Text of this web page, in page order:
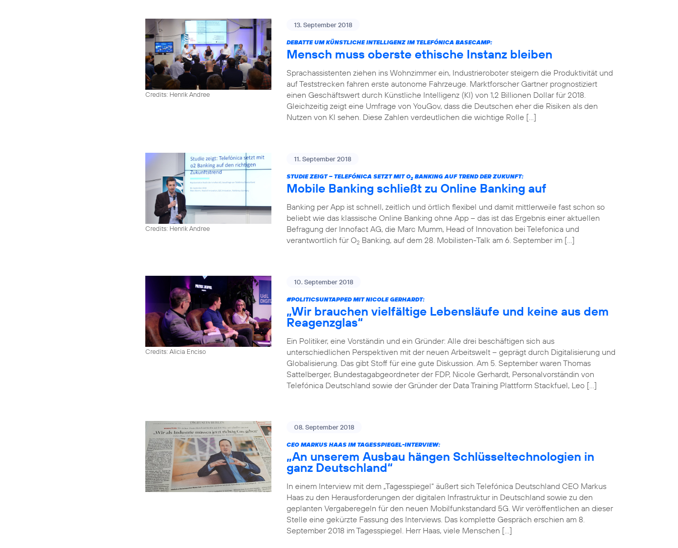
Credits: Henrik Andree
13. September 2018
DEBATTE UM KÜNSTLICHE INTELLIGENZ IM TELEFÓNICA BASECAMP:
Mensch muss oberste ethische Instanz bleiben
Sprachassistenten ziehen ins Wohnzimmer ein, Industrieroboter steigern die Produktivität und
auf Teststrecken fahren erste autonome Fahrzeuge. Marktforscher Gartner prognostiziert
einen Geschäftswert durch Künstliche Intelligenz (KI) von 1,2 Billionen Dollar für 2018.
Gleichzeitig zeigt eine Umfrage von YouGov, dass die Deutschen eher die Risiken als den
Nutzen von KI sehen. Diese Zahlen verdeutlichen die wichtige Rolle […]
Credits: Henrik Andree
11. September 2018
STUDIE ZEIGT – TELEFÓNICA SETZT MIT O2 BANKING AUF TREND DER ZUKUNFT:
Mobile Banking schließt zu Online Banking auf
Banking per App ist schnell, zeitlich und örtlich flexibel und damit mittlerweile fast schon so
beliebt wie das klassische Online Banking ohne App – das ist das Ergebnis einer aktuellen
Befragung der Innofact AG, die Marc Mumm, Head of Innovation bei Telefonica und
verantwortlich für O2 Banking, auf dem 28. Mobilisten-Talk am 6. September im […]
Credits: Alicia Enciso
10. September 2018
#POLITICSUNTAPPEDMIT NICOLE GERHARDT:
„Wir brauchen vielfältige Lebensläufe und keine aus dem
Reagenzglas“
Ein Politiker, eine Vorständin und ein Gründer: Alle drei beschäftigen sich aus
unterschiedlichen Perspektiven mit der neuen Arbeitswelt – geprägt durch Digitalisierung und
Globalisierung. Das gibt Stoff für eine gute Diskussion. Am 5. September waren Thomas
Sattelberger, Bundestagabgeordneter der FDP, Nicole Gerhardt, Personalvorständin von
Telefónica Deutschland sowie der Gründer der Data Training Plattform Stackfuel, Leo […]
08. September 2018
CEO MARKUS HAAS IM TAGESSPIEGEL-INTERVIEW:
„An unserem Ausbau hängen Schlüsseltechnologien in
ganz Deutschland“
In einem Interview mit dem „Tagesspiegel“ äußert sich Telefónica Deutschland CEO Markus
Haas zu den Herausforderungen der digitalen Infrastruktur in Deutschland sowie zu den
geplanten Vergaberegeln für den neuen Mobilfunkstandard 5G. Wir veröffentlichen an dieser
Stelle eine gekürzte Fassung des Interviews. Das komplette Gespräch erschien am 8.
September 2018 im Tagesspiegel. Herr Haas, viele Menschen […]